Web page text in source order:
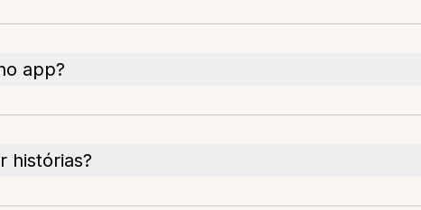
app?
histórias?